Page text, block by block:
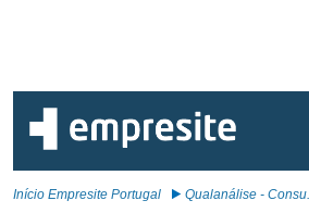
Início Empresite Portugal Qualanálise -